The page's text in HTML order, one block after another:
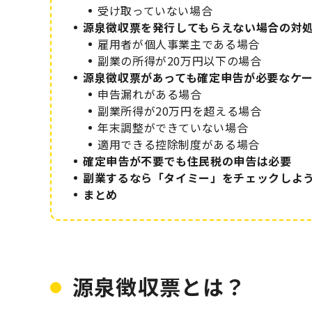
受け取っていない場合
源泉徴収票を発行してもらえない場合の対
雇用者が個人事業主である場合
副業の所得が20万円以下の場合
源泉徴収票があっても確定申告が必要なケ
申告漏れがある場合
副業所得が20万円を超える場合
年末調整ができていない場合
適用できる控除制度がある場合
確定申告が不要でも住民税の申告は必要
副業するなら「タイミー」をチェックしよう
まとめ
源泉徴収票とは？